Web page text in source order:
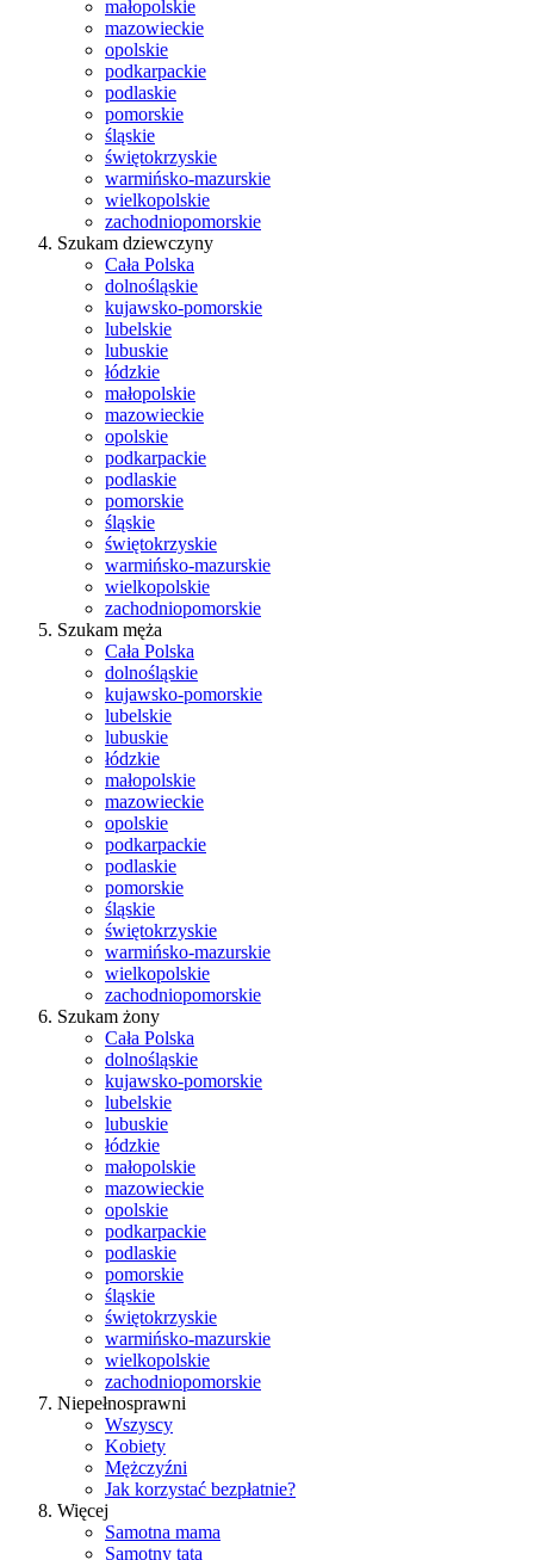
małopolskie
mazowieckie
opolskie
podkarpackie
podlaskie
pomorskie
śląskie
świętokrzyskie
warmińsko-mazurskie
wielkopolskie
zachodniopomorskie
Szukam dziewczyny
Cała Polska
dolnośląskie
kujawsko-pomorskie
lubelskie
lubuskie
łódzkie
małopolskie
mazowieckie
opolskie
podkarpackie
podlaskie
pomorskie
śląskie
świętokrzyskie
warmińsko-mazurskie
wielkopolskie
zachodniopomorskie
Szukam męża
Cała Polska
dolnośląskie
kujawsko-pomorskie
lubelskie
lubuskie
łódzkie
małopolskie
mazowieckie
opolskie
podkarpackie
podlaskie
pomorskie
śląskie
świętokrzyskie
warmińsko-mazurskie
wielkopolskie
zachodniopomorskie
Szukam żony
Cała Polska
dolnośląskie
kujawsko-pomorskie
lubelskie
lubuskie
łódzkie
małopolskie
mazowieckie
opolskie
podkarpackie
podlaskie
pomorskie
śląskie
świętokrzyskie
warmińsko-mazurskie
wielkopolskie
zachodniopomorskie
Niepełnosprawni
Wszyscy
Kobiety
Mężczyźni
Jak korzystać bezpłatnie?
Więcej
Samotna mama
Samotny tata